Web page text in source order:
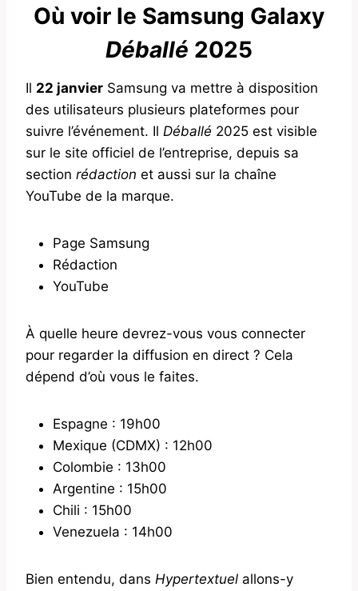
Où voir le Samsung Galaxy
Déballé 2025
Il 22 janvier Samsung va mettre à disposition
des utilisateurs plusieurs plateformes pour
suivre l’événement. Il Déballé 2025 est visible
sur le site officiel de l’entreprise, depuis sa
section rédaction et aussi sur la chaîne
YouTube de la marque.
Page Samsung
Rédaction
YouTube
À quelle heure devrez-vous vous connecter
pour regarder la diffusion en direct ? Cela
dépend d’où vous le faites.
Espagne : 19h00
Mexique (CDMX) : 12h00
Colombie : 13h00
Argentine : 15h00
Chili : 15h00
Venezuela : 14h00
Bien entendu, dans Hypertextuel allons-y